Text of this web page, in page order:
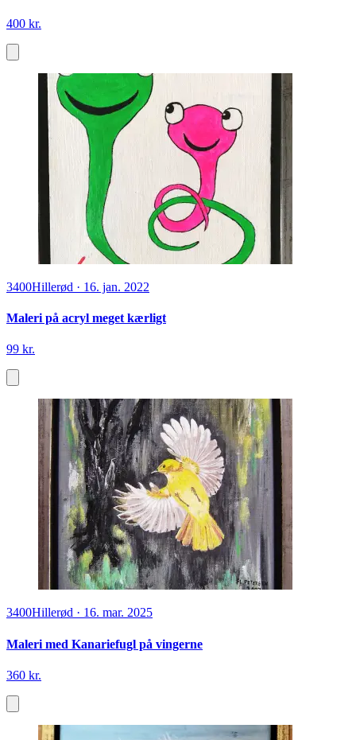
400 kr.
3400Hillerød · 16. jan. 2022
Maleri på acryl meget kærligt
99 kr.
3400Hillerød · 16. mar. 2025
Maleri med Kanariefugl på vingerne
360 kr.